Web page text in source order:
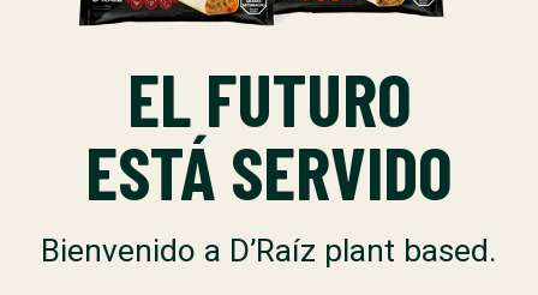
EL FUTURO
ESTÁ SERVIDO
Bienvenido a D’Raíz plant based.